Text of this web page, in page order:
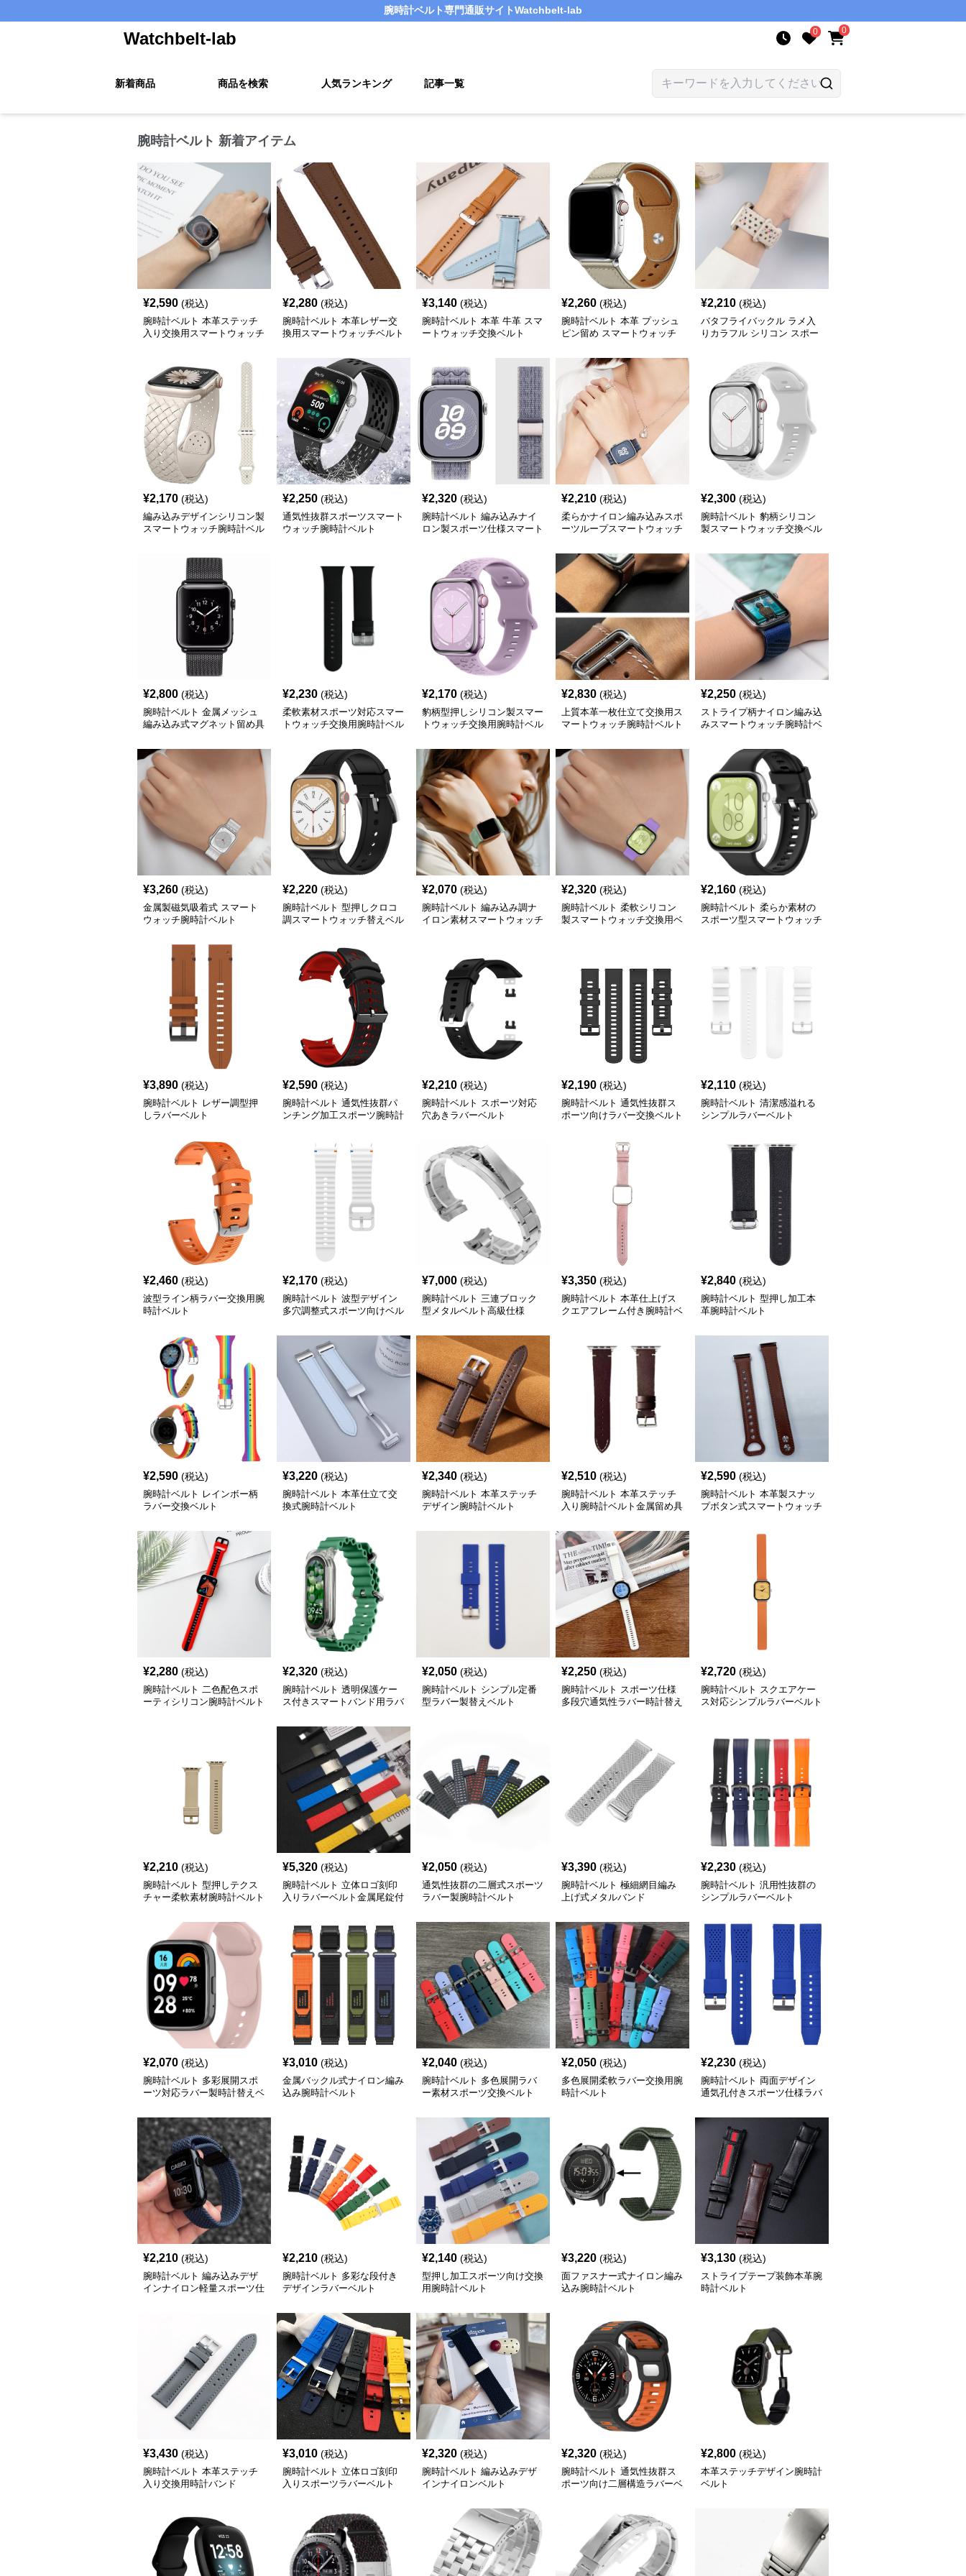
腕時計ベルト専門通販サイトWatchbelt-lab
Watchbelt-lab 0 0
新着商品 商品を検索 人気ランキング 記事一覧
腕時計ベルト 新着アイテム
¥2,590 (税込)
腕時計ベルト 本革ステッチ
入り交換用スマートウォッチ
¥2,280 (税込)
腕時計ベルト 本革レザー交
換用スマートウォッチベルト
¥3,140 (税込)
腕時計ベルト 本革 牛革 スマ
ートウォッチ交換ベルト
¥2,260 (税込)
腕時計ベルト 本革 プッシュ
ピン留め スマートウォッチ
¥2,210 (税込)
バタフライバックル ラメ入
りカラフル シリコン スポー
¥2,170 (税込)
編み込みデザインシリコン製
スマートウォッチ腕時計ベル
¥2,250 (税込)
通気性抜群スポーツスマート
ウォッチ腕時計ベルト
¥2,320 (税込)
腕時計ベルト 編み込みナイ
ロン製スポーツ仕様スマート
¥2,210 (税込)
柔らかナイロン編み込みスポ
ーツループスマートウォッチ
¥2,300 (税込)
腕時計ベルト 豹柄シリコン
製スマートウォッチ交換ベル
¥2,800 (税込)
腕時計ベルト 金属メッシュ
編み込み式マグネット留め具
ト
¥2,230 (税込)
柔軟素材スポーツ対応スマー
トウォッチ交換用腕時計ベル
¥2,170 (税込)
豹柄型押しシリコン製スマー
トウォッチ交換用腕時計ベル
¥2,830 (税込)
上質本革一枚仕立て交換用ス
マートウォッチ腕時計ベルト
¥2,250 (税込)
ストライプ柄ナイロン編み込
みスマートウォッチ腕時計ベ
¥3,260 (税込)
金属製磁気吸着式 スマート
ウォッチ腕時計ベルト
¥2,220 (税込)
腕時計ベルト 型押しクロコ
調スマートウォッチ替えベル
¥2,070 (税込)
腕時計ベルト 編み込み調ナ
イロン素材スマートウォッチ
¥2,320 (税込)
腕時計ベルト 柔軟シリコン
製スマートウォッチ交換用ベ
¥2,160 (税込)
腕時計ベルト 柔らか素材の
スポーツ型スマートウォッチ
¥3,890 (税込)
腕時計ベルト レザー調型押
しラバーベルト
¥2,590 (税込)
腕時計ベルト 通気性抜群パ
ンチング加工スポーツ腕時計
¥2,210 (税込)
腕時計ベルト スポーツ対応
穴あきラバーベルト
¥2,190 (税込)
腕時計ベルト 通気性抜群ス
ポーツ向けラバー交換ベルト
¥2,110 (税込)
腕時計ベルト 清潔感溢れる
シンプルラバーベルト
¥2,460 (税込)
波型ライン柄ラバー交換用腕
時計ベルト
¥2,170 (税込)
腕時計ベルト 波型デザイン
多穴調整式スポーツ向けベル
¥7,000 (税込)
腕時計ベルト 三連ブロック
型メタルベルト高級仕様
¥3,350 (税込)
腕時計ベルト 本革仕上げス
クエアフレーム付き腕時計ベ
¥2,840 (税込)
腕時計ベルト 型押し加工本
革腕時計ベルト
¥2,590 (税込)
腕時計ベルト レインボー柄
ラバー交換ベルト
¥3,220 (税込)
腕時計ベルト 本革仕立て交
換式腕時計ベルト
¥2,340 (税込)
腕時計ベルト 本革ステッチ
デザイン腕時計ベルト
¥2,510 (税込)
腕時計ベルト 本革ステッチ
入り腕時計ベルト金属留め具
¥2,590 (税込)
腕時計ベルト 本革製スナッ
プボタン式スマートウォッチ
¥2,280 (税込)
腕時計ベルト 二色配色スポ
ーティシリコン腕時計ベルト
¥2,320 (税込)
腕時計ベルト 透明保護ケー
ス付きスマートバンド用ラバ
¥2,050 (税込)
腕時計ベルト シンプル定番
型ラバー製替えベルト
¥2,250 (税込)
腕時計ベルト スポーツ仕様
多段穴通気性ラバー時計替え
¥2,720 (税込)
腕時計ベルト スクエアケー
ス対応シンプルラバーベルト
¥2,210 (税込)
腕時計ベルト 型押しテクス
チャー柔軟素材腕時計ベルト
¥5,320 (税込)
腕時計ベルト 立体ロゴ刻印
入りラバーベルト金属尾錠付
¥2,050 (税込)
通気性抜群の二層式スポーツ
ラバー製腕時計ベルト
¥3,390 (税込)
腕時計ベルト 極細網目編み
上げ式メタルバンド
¥2,230 (税込)
腕時計ベルト 汎用性抜群の
シンプルラバーベルト
¥2,070 (税込)
腕時計ベルト 多彩展開スポ
ーツ対応ラバー製時計替えベ
¥3,010 (税込)
金属バックル式ナイロン編み
込み腕時計ベルト
¥2,040 (税込)
腕時計ベルト 多色展開ラバ
ー素材スポーツ交換ベルト
¥2,050 (税込)
多色展開柔軟ラバー交換用腕
時計ベルト
¥2,230 (税込)
腕時計ベルト 両面デザイン
通気孔付きスポーツ仕様ラバ
¥2,210 (税込)
腕時計ベルト 編み込みデザ
インナイロン軽量スポーツ仕
¥2,210 (税込)
腕時計ベルト 多彩な段付き
デザインラバーベルト
¥2,140 (税込)
型押し加工スポーツ向け交換
用腕時計ベルト
¥3,220 (税込)
面ファスナー式ナイロン編み
込み腕時計ベルト
¥3,130 (税込)
ストライプテープ装飾本革腕
時計ベルト
¥3,430 (税込)
腕時計ベルト 本革ステッチ
入り交換用時計バンド
¥3,010 (税込)
腕時計ベルト 立体ロゴ刻印
入りスポーツラバーベルト
¥2,320 (税込)
腕時計ベルト 編み込みデザ
インナイロンベルト
¥2,320 (税込)
腕時計ベルト 通気性抜群ス
ポーツ向け二層構造ラバーベ
¥2,800 (税込)
本革ステッチデザイン腕時計
ベルト